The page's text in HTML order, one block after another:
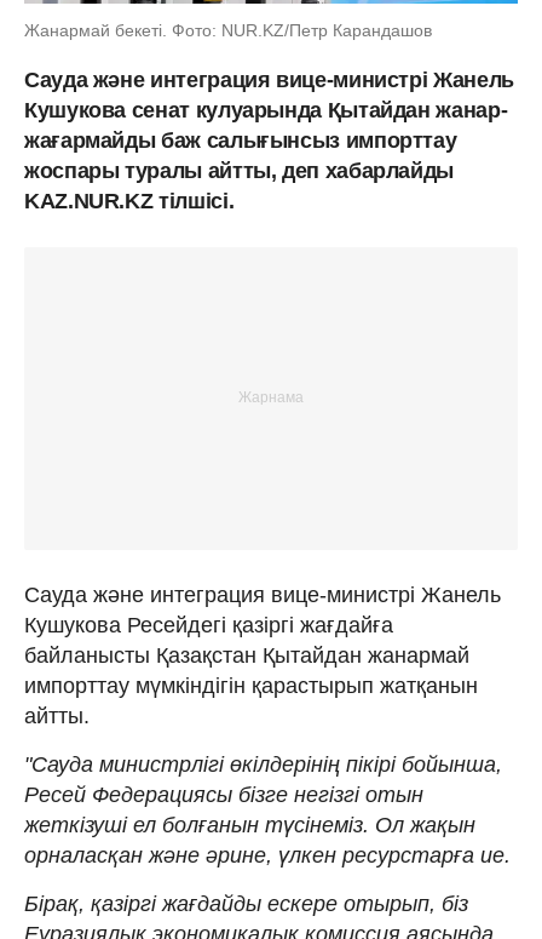
Жанармай бекеті. Фото: NUR.KZ/Петр Карандашов
Сауда және интеграция вице-министрі Жанель
Кушукова сенат кулуарында Қытайдан жанар-
жағармайды баж салығынсыз импорттау
жоспары туралы айтты, деп хабарлайды
KAZ.NUR.KZ тілшісі.
Сауда және интеграция вице-министрі Жанель
Кушукова Ресейдегі қазіргі жағдайға
байланысты Қазақстан Қытайдан жанармай
импорттау мүмкіндігін қарастырып жатқанын
айтты.
"Сауда министрлігі өкілдерінің пікірі бойынша,
Ресей Федерациясы бізге негізгі отын
жеткізуші ел болғанын түсінеміз. Ол жақын
орналасқан және әрине, үлкен ресурстарға ие.
Бірақ, қазіргі жағдайды ескере отырып, біз
Еуразиялық экономикалық комиссия аясында